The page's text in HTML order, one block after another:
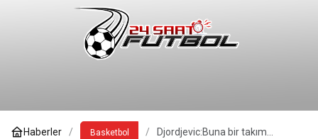
Haberler Basketbol
Djordjevic:Buna bir takım